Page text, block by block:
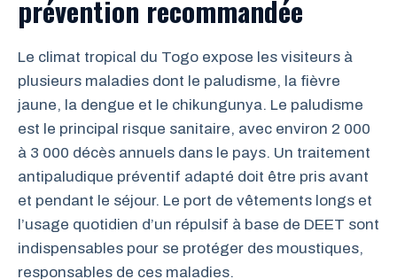
prévention recommandée
Le climat tropical du Togo expose les visiteurs à
plusieurs maladies dont le paludisme, la fièvre
jaune, la dengue et le chikungunya. Le paludisme
est le principal risque sanitaire, avec environ 2 000
à 3 000 décès annuels dans le pays. Un traitement
antipaludique préventif adapté doit être pris avant
et pendant le séjour. Le port de vêtements longs et
l’usage quotidien d’un répulsif à base de DEET sont
indispensables pour se protéger des moustiques,
responsables de ces maladies.